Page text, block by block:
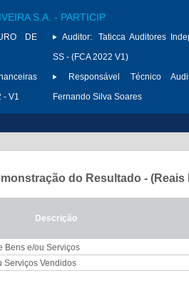
S.A. - PARTICIP
DE
- V1
Auditor:
Taticca Auditores
SS - (FCA 2022 V1)
Responsável Técnico
Fernando Silva Soares